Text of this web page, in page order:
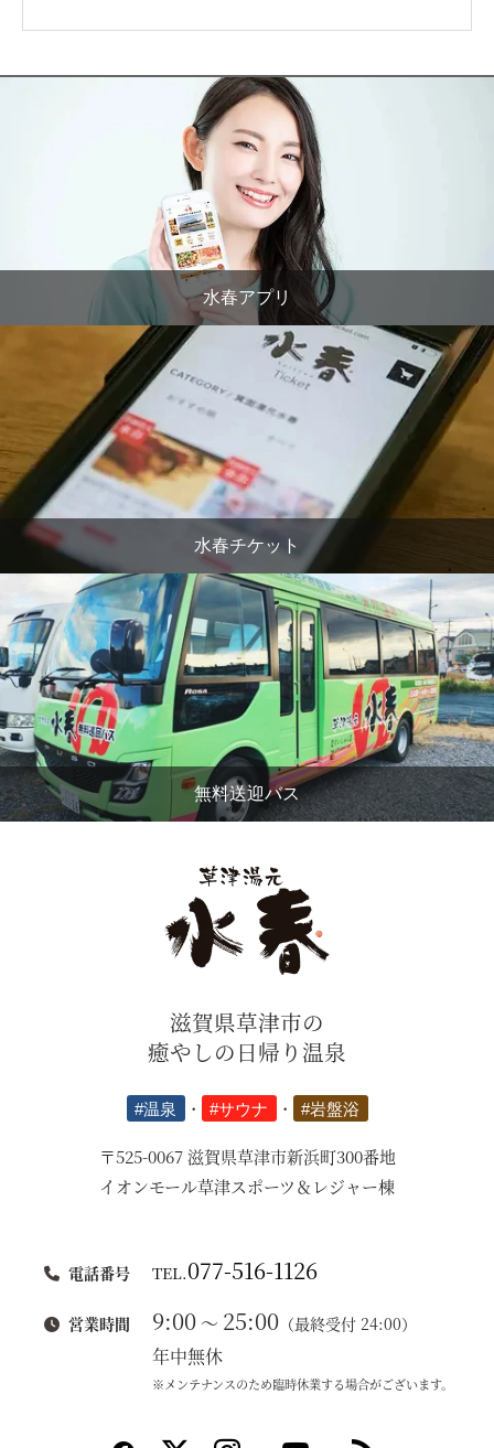
水春アプリ
水春チケット
無料送迎バス
滋賀県草津市の
癒やしの日帰り温泉
#温泉 ・ #サウナ ・ #岩盤浴
〒525-0067 滋賀県草津市新浜町300番地
イオンモール草津スポーツ＆レジャー棟
電話番号 TEL.077-516-1126
営業時間 9:00 ～ 25:00 （最終受付 24:00）
年中無休
※メンテナンスのため臨時休業する場合がございます。